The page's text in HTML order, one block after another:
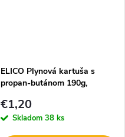
ELICO Plynová kartuša s
propan-butánom 190g,
€1,20
Skladom 38 ks